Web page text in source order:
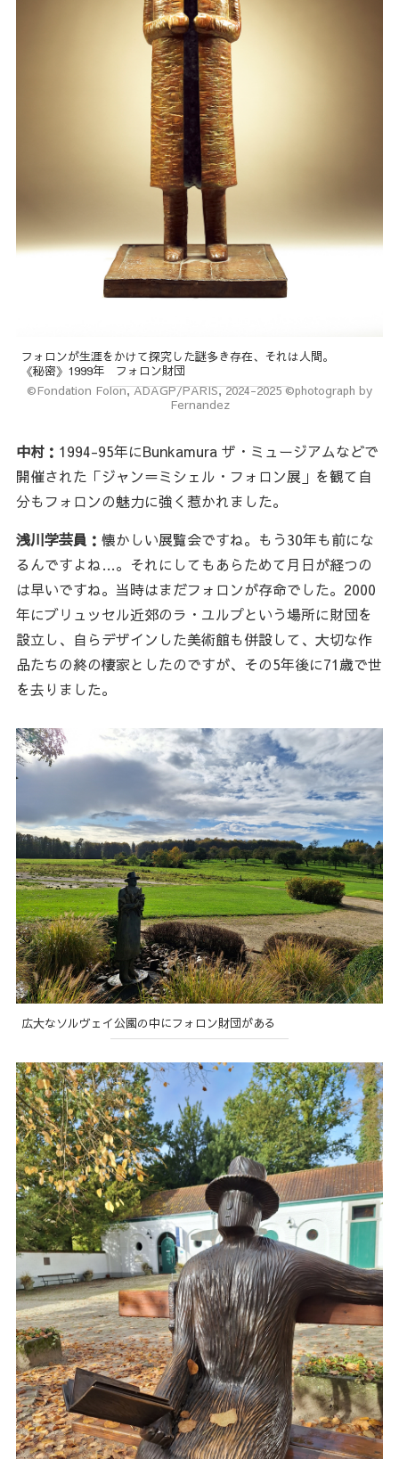
フォロンが生涯をかけて探究した謎多き存在、それは人間。
《秘密》1999年 フォロン財団
©Fondation Folon, ADAGP/PARIS, 2024-2025 ©photograph by
Fernandez
中村： 1994-95年にBunkamura ザ・ミュージアムなどで
開催された「ジャン＝ミシェル・フォロン展」を観て自
分もフォロンの魅力に強く惹かれました。
浅川学芸員： 懐かしい展覧会ですね。もう30年も前にな
るんですよね…。それにしてもあらためて月日が経つの
は早いですね。当時はまだフォロンが存命でした。2000
年にブリュッセル近郊のラ・ユルプという場所に財団を
設立し、自らデザインした美術館も併設して、大切な作
品たちの終の棲家としたのですが、その5年後に71歳で世
を去りました。
広大なソルヴェイ公園の中にフォロン財団がある